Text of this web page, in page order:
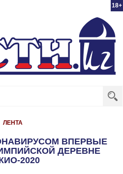
18+
ЛЕНТА
ВПЕРВЫЕ
ДЕРЕВНЕ
2020